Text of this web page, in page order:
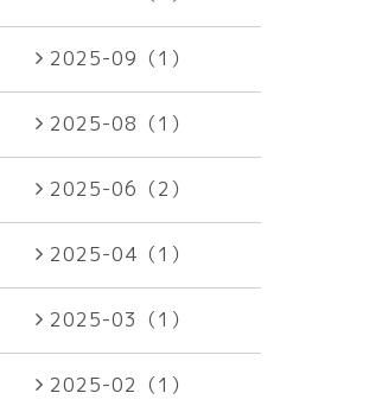
2025-09（1）
2025-08（1）
2025-06（2）
2025-04（1）
2025-03（1）
2025-02（1）